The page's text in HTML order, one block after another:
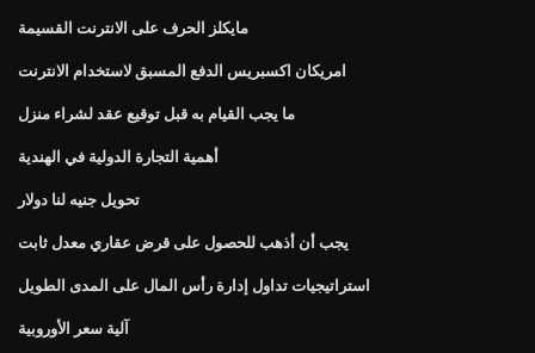
مايكلز الحرف على الانترنت القسيمة
امريكان اكسبريس الدفع المسبق لاستخدام الانترنت
ما يجب القيام به قبل توقيع عقد لشراء منزل
أهمية التجارة الدولية في الهندية
تحويل جنيه لنا دولار
يجب أن أذهب للحصول على قرض عقاري معدل ثابت
استراتيجيات تداول إدارة رأس المال على المدى الطويل
آلية سعر الأوروبية